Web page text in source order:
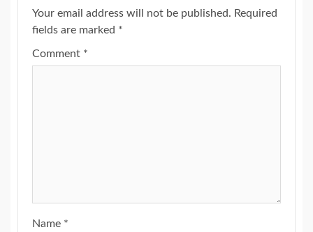
Your email address will not be published. Required
fields are marked *
Comment *
Name *